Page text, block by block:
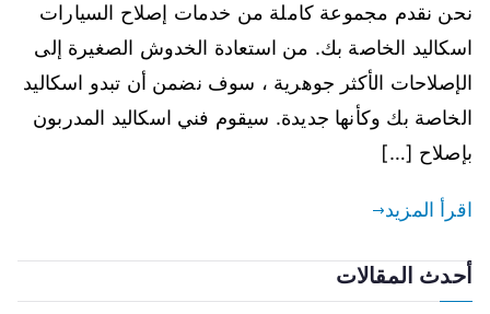
نحن نقدم مجموعة كاملة من خدمات إصلاح السيارات
اسكاليد الخاصة بك. من استعادة الخدوش الصغيرة إلى
الإصلاحات الأكثر جوهرية ، سوف نضمن أن تبدو اسكاليد
الخاصة بك وكأنها جديدة. سيقوم فني اسكاليد المدربون
بإصلاح […]
اقرأ المزيد
أحدث المقالات